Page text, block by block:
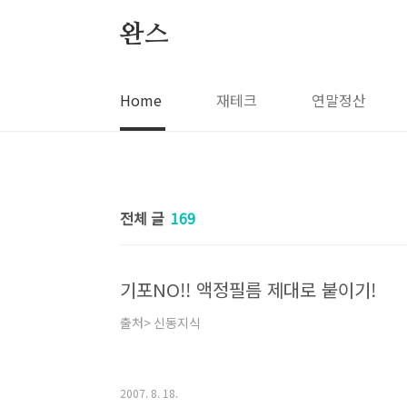
완스
Home 재테크 연말정산
전체 글 169
기포NO!! 액정필름 제대로 붙이기!
출처> 신동지식
2007. 8. 18.